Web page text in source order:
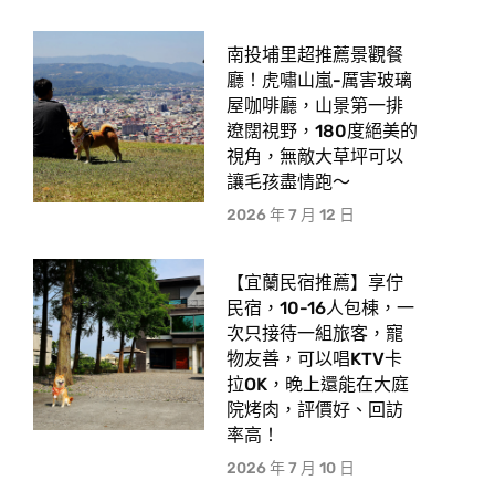
南投埔里超推薦景觀餐
廳！虎嘯山嵐-厲害玻璃
屋咖啡廳，山景第一排
遼闊視野，180度絕美的
視角，無敵大草坪可以
讓毛孩盡情跑〜
2026 年 7 月 12 日
【宜蘭民宿推薦】享佇
民宿，10-16人包棟，一
次只接待一組旅客，寵
物友善，可以唱KTV卡
拉OK，晚上還能在大庭
院烤肉，評價好、回訪
率高！
2026 年 7 月 10 日